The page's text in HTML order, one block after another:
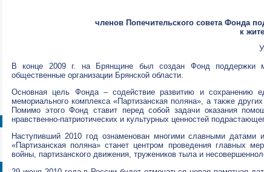
членов Попечительского совета Фонда
к
В конце 2009 г. на Брянщине был создан Фонд поддержки
общественные организации Брянской области.
Основная цель Фонда – содействие развитию и сохранению
мемориального комплекса «Партизанская поляна», а также
Помимо этого Фонд ставит перед собой задачи оказания
нравственно-патриотических и культурных ценностей
Наступивший 2010 год ознаменован многими славными
«Партизанская поляна» станет центром проведения главных
войны, партизанского движения, тружеников тыла и